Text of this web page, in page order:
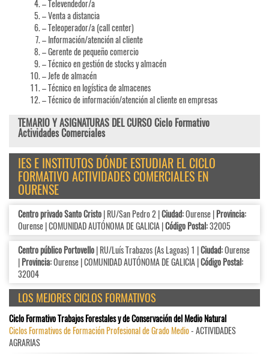
– Televendedor/a
– Venta a distancia
– Teleoperador/a (call center)
– Información/atención al cliente
– Gerente de pequeño comercio
– Técnico en gestión de stocks y almacén
– Jefe de almacén
– Técnico en logística de almacenes
– Técnico de información/atención al cliente en empresas
TEMARIO Y ASIGNATURAS DEL CURSO Ciclo Formativo
Actividades Comerciales
IES E INSTITUTOS DÓNDE ESTUDIAR EL CICLO
FORMATIVO ACTIVIDADES COMERCIALES EN
OURENSE
Centro privado Santo Cristo| RU/San Pedro 2 |Ciudad:Ourense |Provincia:
Ourense | COMUNIDAD AUTÓNOMA DE GALICIA |Código Postal:32005
Centro público Portovello| RU/Luís Trabazos (As Lagoas) 1 |Ciudad:Ourense
|Provincia:Ourense | COMUNIDAD AUTÓNOMA DE GALICIA |Código Postal:
32004
LOS MEJORES CICLOS FORMATIVOS
Ciclo Formativo Trabajos Forestales y de Conservación del Medio Natural
Ciclos Formativos de Formación Profesional de Grado Medio- ACTIVIDADES
AGRARIAS